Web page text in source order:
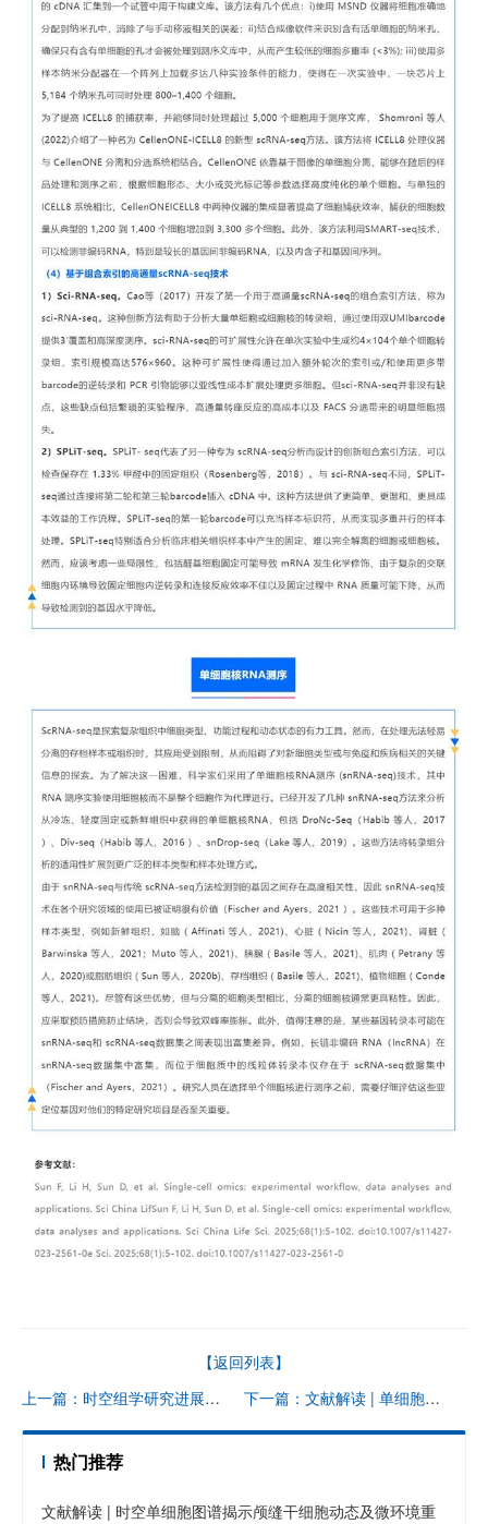
【返回列表】
上一篇：时空组学研究进展（二）| 单细胞 RNA 测序数据的分析方法
下一篇：文献解读 | 单细胞 RNA 测序揭示血脂异常诱导的舒张功能障碍模型中心脏巨噬细胞代谢应激依赖性激活
热门推荐
文献解读 | 时空单细胞图谱揭示颅缝干细胞动态及微环境重